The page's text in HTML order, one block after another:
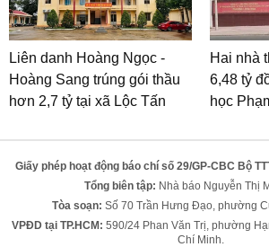
Liên danh Hoàng Ngọc -
Hoàng Sang trúng gói thầu
hơn 2,7 tỷ tại xã Lộc Tấn
Hai nhà
6,48 tỷ
học
Giấy phép hoạt động báo chí số 29/GP-CBC Bộ
Tổng biên tập: Nhà báo Nguyễn Thị
Tòa soạn: Số 70 Trần Hưng Đạo, phường
VPĐD tại TP.HCM: 590/24 Phan Văn Trị, phường
Chí Minh.